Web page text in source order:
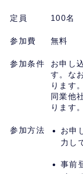
定員 100名
参加費 無料
参加条件
お申し
す。な
ります。
同業他
ります。
参加方法
お申
力し
事前